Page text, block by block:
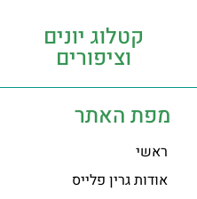
קטלוג יונים
וציפורים
מפת האתר
ראשי
אודות גרין פלייס